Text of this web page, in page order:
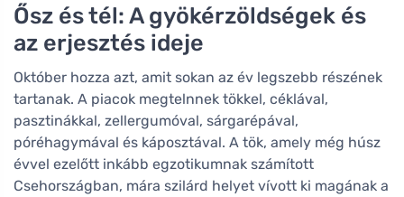
Ősz és tél: A gyökérzöldségek és
az erjesztés ideje
Október hozza azt, amit sokan az év legszebb részének
tartanak. A piacok megtelnnek tökkel, céklával,
pasztinákkal, zellergumóval, sárgarépával,
póréhagymával és káposztával. A tök, amely még húsz
évvel ezelőtt inkább egzotikumnak számított
Csehországban, mára szilárd helyet vívott ki magának a